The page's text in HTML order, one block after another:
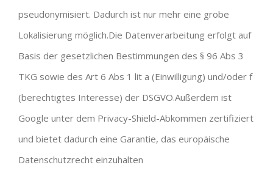
pseudonymisiert. Dadurch ist nur mehr eine grobe
Lokalisierung möglich.Die Datenverarbeitung erfolgt auf
Basis der gesetzlichen Bestimmungen des § 96 Abs 3
TKG sowie des Art 6 Abs 1 lit a (Einwilligung) und/oder f
(berechtigtes Interesse) der DSGVO.Außerdem ist
Google unter dem Privacy-Shield-Abkommen zertifiziert
und bietet dadurch eine Garantie, das europäische
Datenschutzrecht einzuhalten